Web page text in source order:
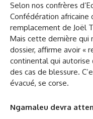
Selon nos confrères
Confédération
remplacement de Joël
Mais cette dernière qui
dossier, affirme avoir «
continental qui
des cas de blessure.
évacué, se corse.
Ngamaleu devra